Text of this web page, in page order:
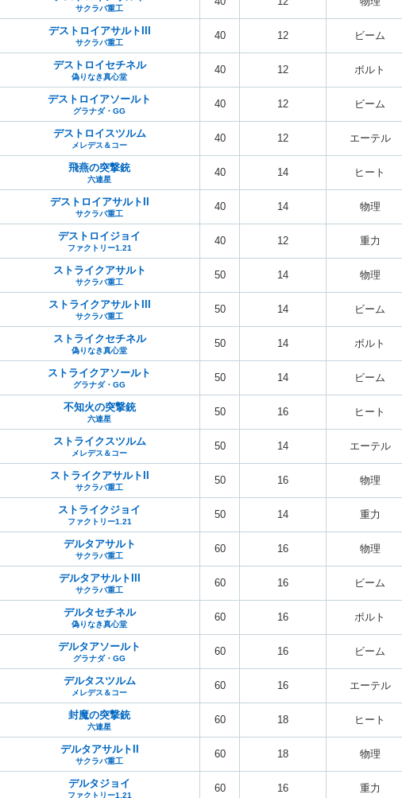
サクラバ重工
デストロイアサルトIII
サクラバ重工
40 12 ビーム
デストロイセチネル
偽りなき真心堂
40 12 ボルト
デストロイアソールト
グラナダ・GG
40 12 ビーム
デストロイスツルム
メレデス＆コー
40 12 エーテル
飛燕の突撃銃
六連星
40 14 ヒート
デストロイアサルトII
サクラバ重工
40 14 物理
デストロイジョイ
ファクトリー1.21
40 12 重力
ストライクアサルト
サクラバ重工
50 14 物理
ストライクアサルトIII
サクラバ重工
50 14 ビーム
ストライクセチネル
偽りなき真心堂
50 14 ボルト
ストライクアソールト
グラナダ・GG
50 14 ビーム
不知火の突撃銃
六連星
50 16 ヒート
ストライクスツルム
メレデス＆コー
50 14 エーテル
ストライクアサルトII
サクラバ重工
50 16 物理
ストライクジョイ
ファクトリー1.21
50 14 重力
デルタアサルト
サクラバ重工
60 16 物理
デルタアサルトIII
サクラバ重工
60 16 ビーム
デルタセチネル
偽りなき真心堂
60 16 ボルト
デルタアソールト
グラナダ・GG
60 16 ビーム
デルタスツルム
メレデス＆コー
60 16 エーテル
封魔の突撃銃
六連星
60 18 ヒート
デルタアサルトII
サクラバ重工
60 18 物理
デルタジョイ
ファクトリー1.21
60 16 重力